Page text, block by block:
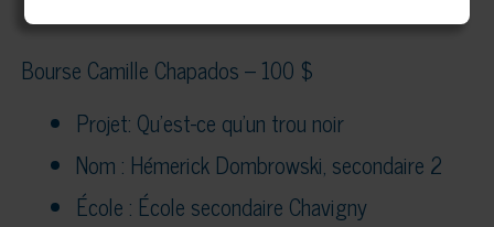
Bourse Camille Chapados – 100 $
Projet: Qu’est-ce qu’un trou noir
Nom : Hémerick Dombrowski, secondaire 2
École : École secondaire Chavigny